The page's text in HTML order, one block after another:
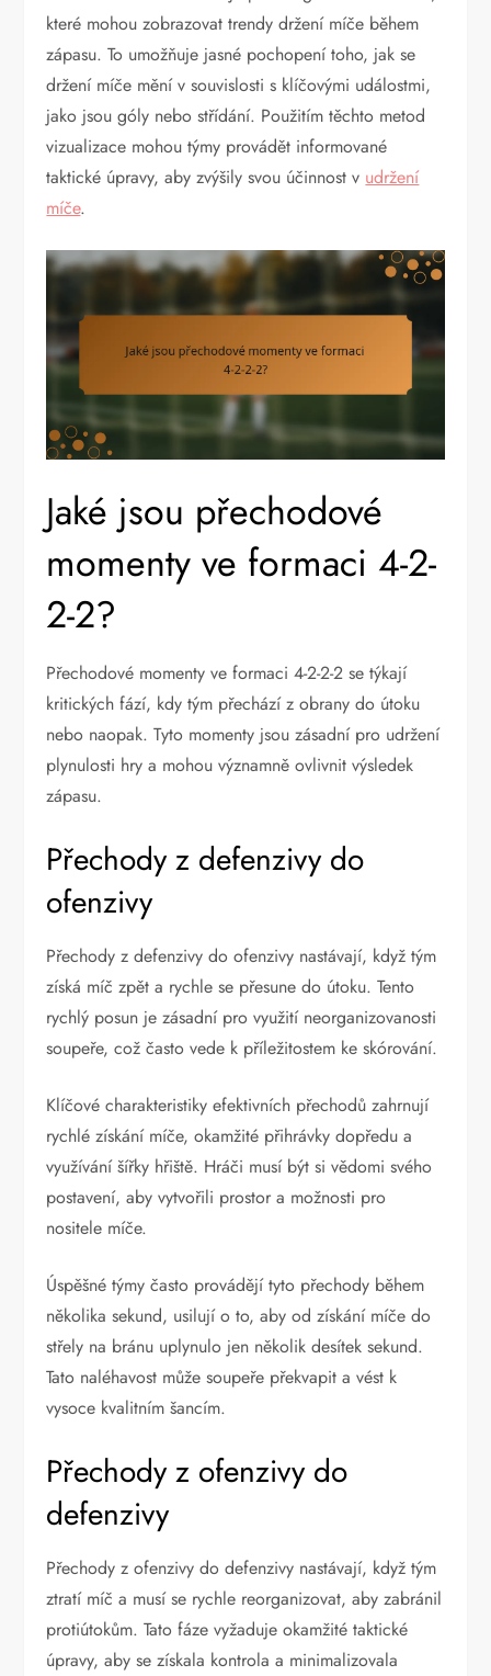
které mohou zobrazovat trendy držení míče během
zápasu. To umožňuje jasné pochopení toho, jak se
držení míče mění v souvislosti s klíčovými událostmi,
jako jsou góly nebo střídání. Použitím těchto metod
vizualizace mohou týmy provádět informované
taktické úpravy, aby zvýšily svou účinnost v udržení
míče.
Jaké jsou přechodové
momenty ve formaci 4-2-
2-2?
Přechodové momenty ve formaci 4-2-2-2 se týkají
kritických fází, kdy tým přechází z obrany do útoku
nebo naopak. Tyto momenty jsou zásadní pro udržení
plynulosti hry a mohou významně ovlivnit výsledek
zápasu.
Přechody z defenzivy do
ofenzivy
Přechody z defenzivy do ofenzivy nastávají, když tým
získá míč zpět a rychle se přesune do útoku. Tento
rychlý posun je zásadní pro využití neorganizovanosti
soupeře, což často vede k příležitostem ke skórování.
Klíčové charakteristiky efektivních přechodů zahrnují
rychlé získání míče, okamžité přihrávky dopředu a
využívání šířky hřiště. Hráči musí být si vědomi svého
postavení, aby vytvořili prostor a možnosti pro
nositele míče.
Úspěšné týmy často provádějí tyto přechody během
několika sekund, usilují o to, aby od získání míče do
střely na bránu uplynulo jen několik desítek sekund.
Tato naléhavost může soupeře překvapit a vést k
vysoce kvalitním šancím.
Přechody z ofenzivy do
defenzivy
Přechody z ofenzivy do defenzivy nastávají, když tým
ztratí míč a musí se rychle reorganizovat, aby zabránil
protiútokům. Tato fáze vyžaduje okamžité taktické
úpravy, aby se získala kontrola a minimalizovala